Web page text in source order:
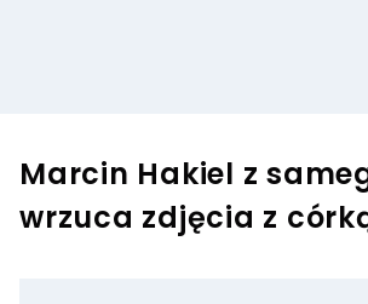
Marcin Hakiel z
wrzuca zdjęcia z